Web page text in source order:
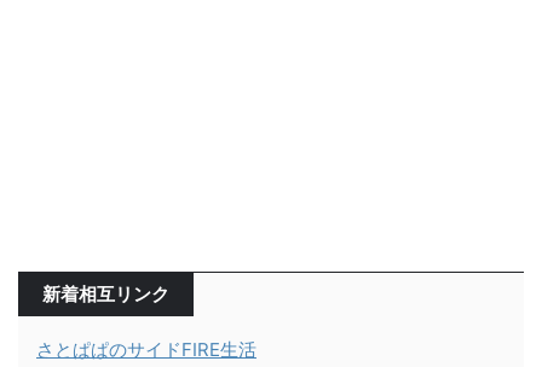
新着相互リンク
さとぱぱのサイドFIRE生活